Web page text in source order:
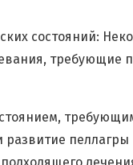
состояний:
требующие